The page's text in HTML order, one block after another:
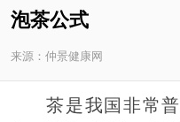
泡茶公式
来源：仲景健康网
茶是我国非常